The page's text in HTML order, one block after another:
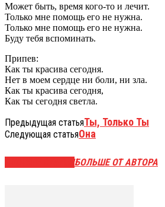
Может быть, время кого-то и лечит.
Только мне помощь его не нужна.
Только мне помощь его не нужна.
Буду тебя вспоминать.
Припев:
Как ты красива сегодня.
Нет в моем сердце ни боли, ни зла.
Как ты красива сегодня,
Как ты сегодня светла.
Предыдущая статьяТы, Только Ты
Следующая статьяОна
БОЛЬШЕ ОТ АВТОРА